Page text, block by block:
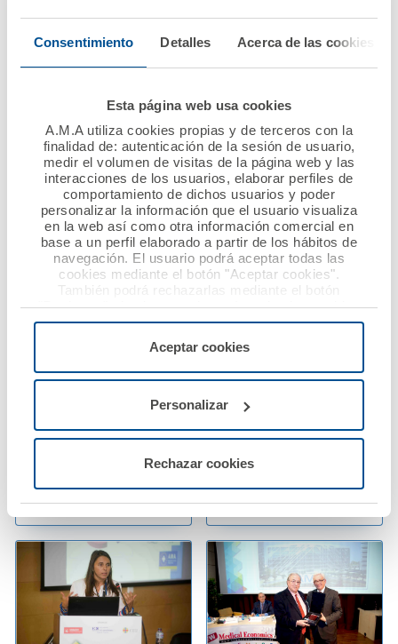
Consentimiento Detalles Acerca de las cookies
Esta página web usa cookies
A.M.A utiliza cookies propias y de terceros con la
finalidad de: autenticación de la sesión de usuario,
medir el volumen de visitas de la página web y las
interacciones de los usuarios, elaborar perfiles de
comportamiento de dichos usuarios y poder
personalizar la información que el usuario visualiza
en la web así como otra información comercial en
base a un perfil elaborado a partir de los hábitos de
navegación. El usuario podrá aceptar todas las
cookies mediante el botón "Aceptar cookies".
También podrá rechazarlas mediante el botón
"Rechazar", donde se rechazarán todas las cookies
menos las necesarias para permitir el acceso a los
configurarlas usando el botón “Personalizar".
Aceptar cookies
Personalizar
Rechazar cookies
sanitarias a los
voluntarios de la
Ver noticia
de RCP con A.M.A. y
renueva su convenio
Ver noticia
02 noviembre 2015
A.M.A. participa en
RCP con enfermeros y
médicos de Murcia
02 noviembre 2015
A.M.A. firma una
decesos y otra de
accidentes con el
Colegio de Médicos de
Ver noticia